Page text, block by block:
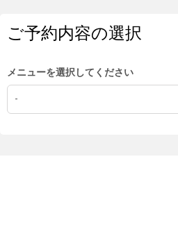
ご予約内容の選択
メニューを選択してください
-